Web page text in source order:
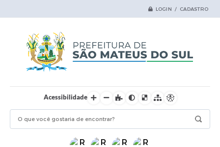
LOGIN / CADASTRO
Acessibilidade